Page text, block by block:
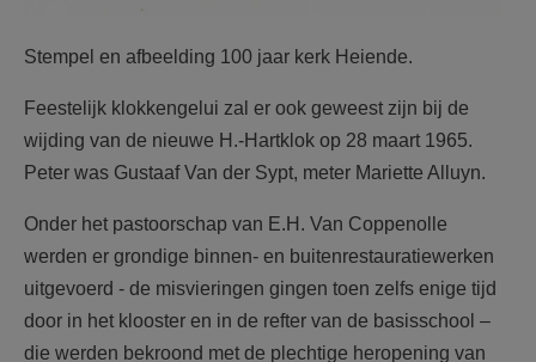
Stempel en afbeelding 100 jaar kerk Heiende.
Feestelijk klokkengelui zal er ook geweest zijn bij de
wijding van de nieuwe H.-Hartklok op 28 maart 1965.
Peter was Gustaaf Van der Sypt, meter Mariette Alluyn.
Onder het pastoorschap van E.H. Van Coppenolle
werden er grondige binnen- en buitenrestauratiewerken
uitgevoerd - de misvieringen gingen toen zelfs enige tijd
door in het klooster en in de refter van de basisschool –
die werden bekroond met de plechtige heropening van